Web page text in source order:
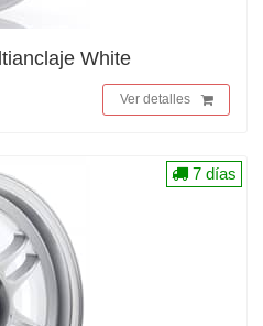
White
Ver detalles
7 días